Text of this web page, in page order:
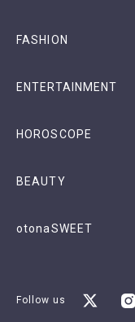
FASHION
ENTERTAINMENT
HOROSCOPE
BEAUTY
otonaSWEET
Follow us